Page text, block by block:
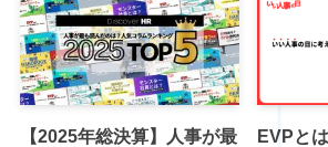
【2025年総決算】人事が最
EVPと